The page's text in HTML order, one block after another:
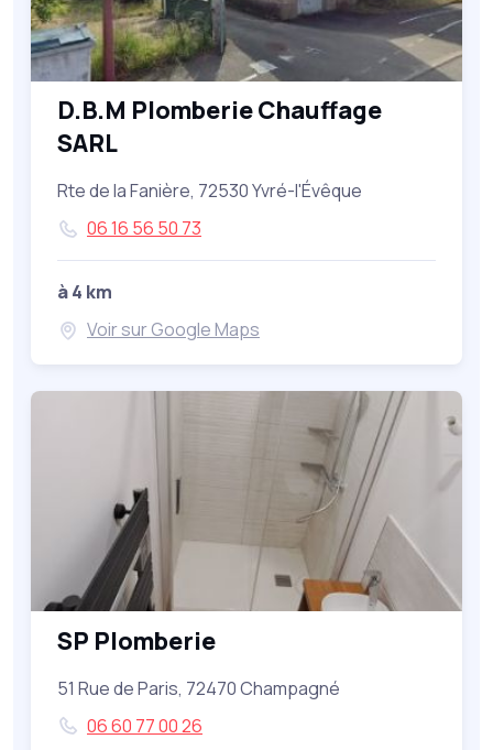
D.B.M Plomberie Chauffage
SARL
Rte de la Fanière, 72530 Yvré-l'Évêque
06 16 56 50 73
à 4 km
Voir sur Google Maps
SP Plomberie
51 Rue de Paris, 72470 Champagné
06 60 77 00 26